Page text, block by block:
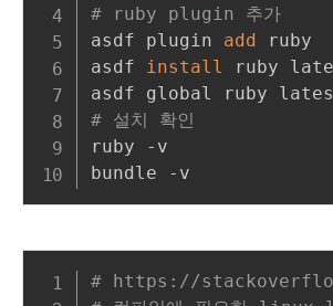
# ruby plugin 추가
asdf plugin add
ruby
asdf install ruby
# 설치 확인
ruby -v
# https://